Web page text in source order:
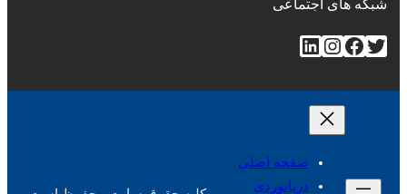
شبکه های اجتماعی
توییتر فیس‌بوکاینستاگرم لینکداین
صفحه اصلی
دریانوردی